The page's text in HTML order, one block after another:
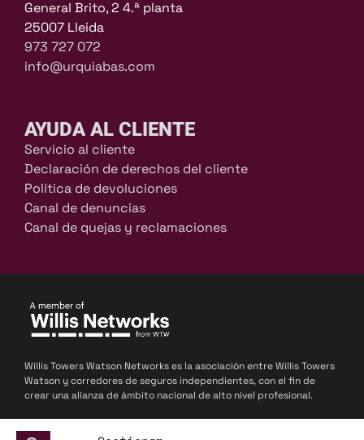
General Brito, 2 4.ª planta
25007 Lleida
973 727 072
info@urquiabas.com
AYUDA AL CLIENTE
Servicio al cliente
Declaración de derechos del cliente
Política de devoluciones
Canal de denuncias
Canal de quejas y reclamaciones
Willis Towers Watson Networks es la asociación entre Willis Towers
Watson y corredores de seguros independientes, con el fin de
crear una alianza de ámbito nacional de alto nivel profesional.